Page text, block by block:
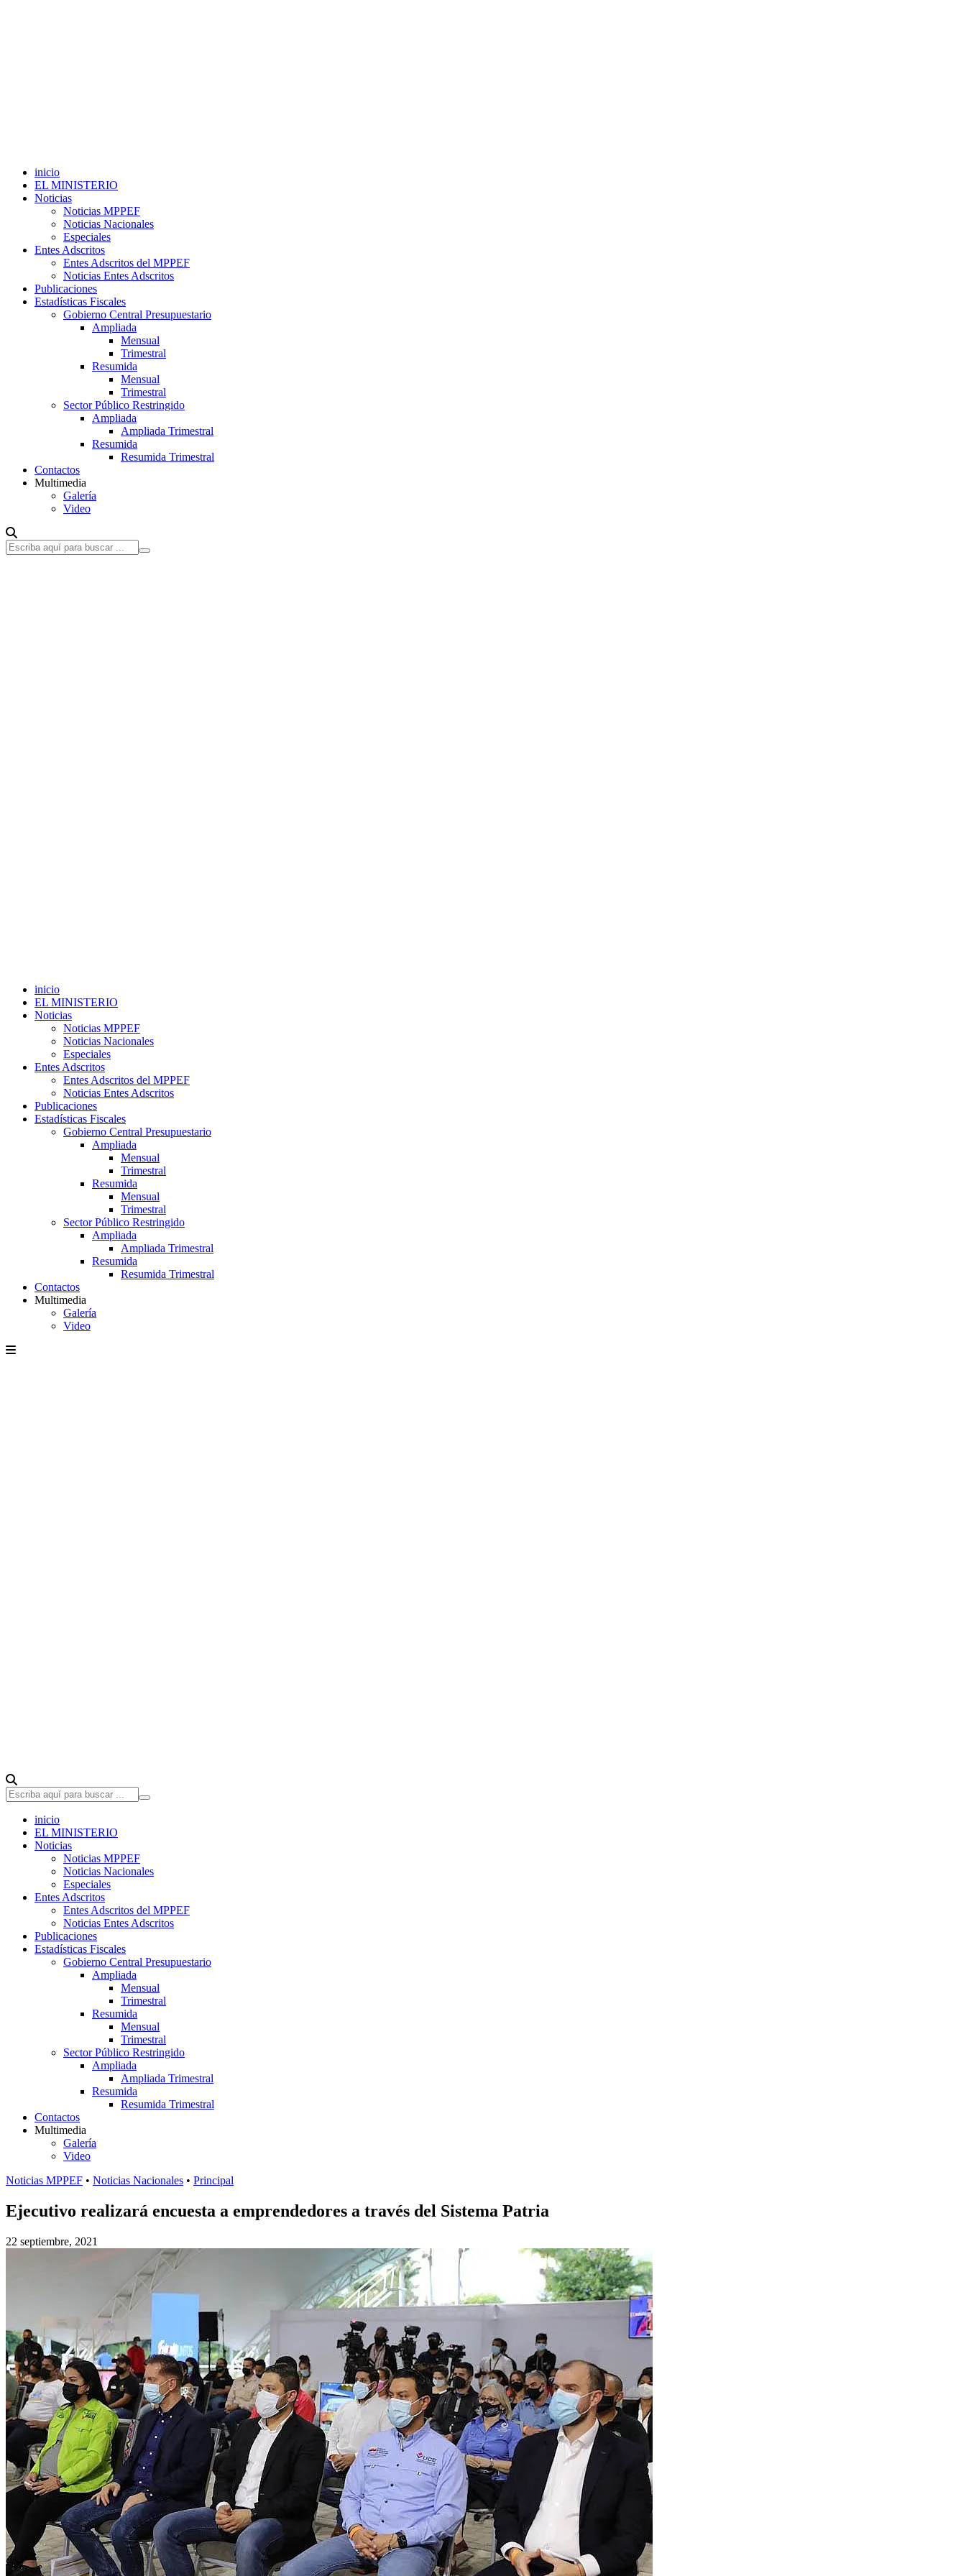
inicio
EL MINISTERIO
Noticias
Noticias MPPEF
Noticias Nacionales
Especiales
Entes Adscritos
Entes Adscritos del MPPEF
Noticias Entes Adscritos
Publicaciones
Estadísticas Fiscales
Gobierno Central Presupuestario
Ampliada
Mensual
Trimestral
Resumida
Mensual
Trimestral
Sector Público Restringido
Ampliada
Ampliada Trimestral
Resumida
Resumida Trimestral
Contactos
Multimedia
Galería
Video
inicio
EL MINISTERIO
Noticias
Noticias MPPEF
Noticias Nacionales
Especiales
Entes Adscritos
Entes Adscritos del MPPEF
Noticias Entes Adscritos
Publicaciones
Estadísticas Fiscales
Gobierno Central Presupuestario
Ampliada
Mensual
Trimestral
Resumida
Mensual
Trimestral
Sector Público Restringido
Ampliada
Ampliada Trimestral
Resumida
Resumida Trimestral
Contactos
Multimedia
Galería
Video
inicio
EL MINISTERIO
Noticias
Noticias MPPEF
Noticias Nacionales
Especiales
Entes Adscritos
Entes Adscritos del MPPEF
Noticias Entes Adscritos
Publicaciones
Estadísticas Fiscales
Gobierno Central Presupuestario
Ampliada
Mensual
Trimestral
Resumida
Mensual
Trimestral
Sector Público Restringido
Ampliada
Ampliada Trimestral
Resumida
Resumida Trimestral
Contactos
Multimedia
Galería
Video
Noticias MPPEF • Noticias Nacionales • Principal
Ejecutivo realizará encuesta a emprendedores a través del Sistema Patria
22 septiembre, 2021